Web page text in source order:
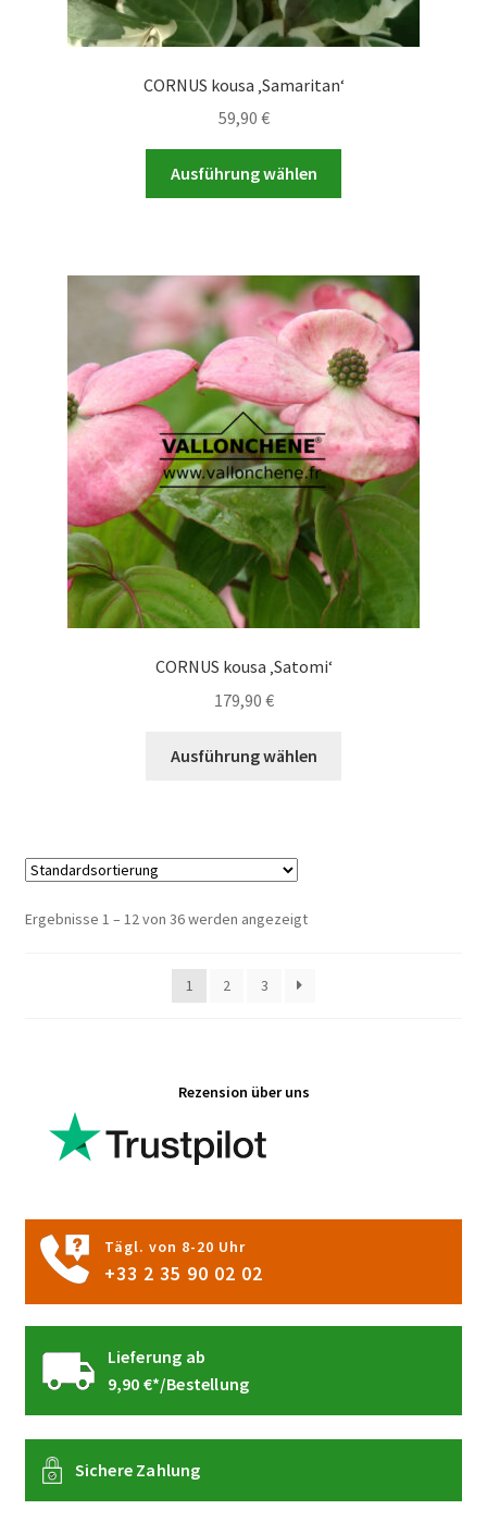
CORNUS kousa ‚Samaritan‘
59,90 €
Ausführung wählen
Varianten
auf.
Die
Optionen
können
auf
der
Produktseite
gewählt
werden
CORNUS kousa ‚Satomi‘
179,90 €
Ausführung wählen
Ergebnisse 1 – 12 von 36 werden angezeigt
1 2 3
Rezension über uns
Tägl. von 8-20 Uhr
+33 2 35 90 02 02
Lieferung ab
9,90 €*/Bestellung
Sichere Zahlung